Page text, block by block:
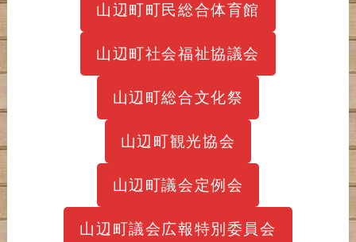
山辺町町民総合体育館
山辺町社会福祉協議会
山辺町総合文化祭
山辺町観光協会
山辺町議会定例会
山辺町議会広報特別委員会